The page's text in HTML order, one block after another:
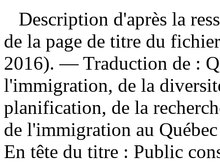
Description d'après la
de la page de titre du
2016). —Traduction de :
l'immigration, de la
planification, de la
de l'immigration au
En tête du titre : Public